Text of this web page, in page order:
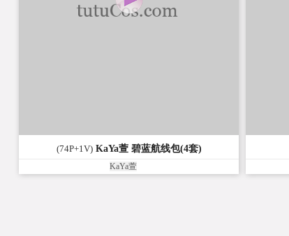
(74P+1V)KaYa萱 碧蓝航线包(4套)
KaYa萱